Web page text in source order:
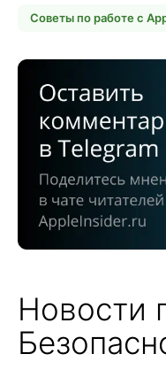
Советы по работе с
Новости